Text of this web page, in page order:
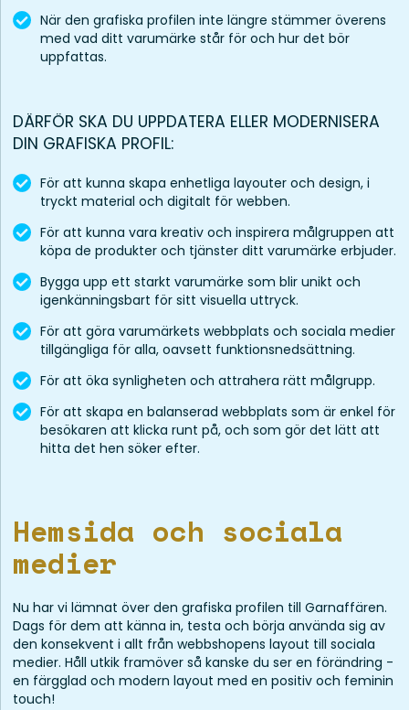
När den grafiska profilen inte längre stämmer överens
med vad ditt varumärke står för och hur det bör
uppfattas.
DÄRFÖR SKA DU UPPDATERA ELLER MODERNISERA
DIN GRAFISKA PROFIL:
För att kunna skapa enhetliga layouter och design, i
tryckt material och digitalt för webben.
För att kunna vara kreativ och inspirera målgruppen att
köpa de produkter och tjänster ditt varumärke erbjuder.
Bygga upp ett starkt varumärke som blir unikt och
igenkänningsbart för sitt visuella uttryck.
För att göra varumärkets webbplats och sociala medier
tillgängliga för alla, oavsett funktionsnedsättning.
För att öka synligheten och attrahera rätt målgrupp.
För att skapa en balanserad webbplats som är enkel för
besökaren att klicka runt på, och som gör det lätt att
hitta det hen söker efter.
Hemsida och sociala
medier
Nu har vi lämnat över den grafiska profilen till Garnaffären.
Dags för dem att känna in, testa och börja använda sig av
den konsekvent i allt från webbshopens layout till sociala
medier. Håll utkik framöver så kanske du ser en förändring -
en färgglad och modern layout med en positiv och feminin
touch!